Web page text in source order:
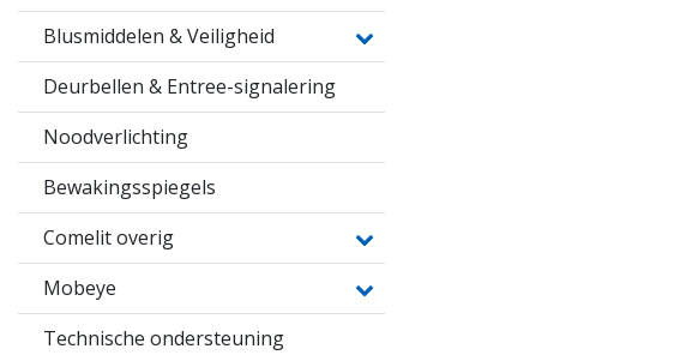
Blusmiddelen & Veiligheid
Deurbellen & Entree-signalering
Noodverlichting
Bewakingsspiegels
Comelit overig
Mobeye
Technische ondersteuning